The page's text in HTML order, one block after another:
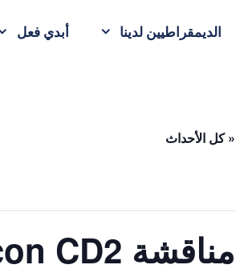
الديمقراطيين لدينا أبدي فعل
« كل الأحداث
مناقشة Eastman-Bacon CD2